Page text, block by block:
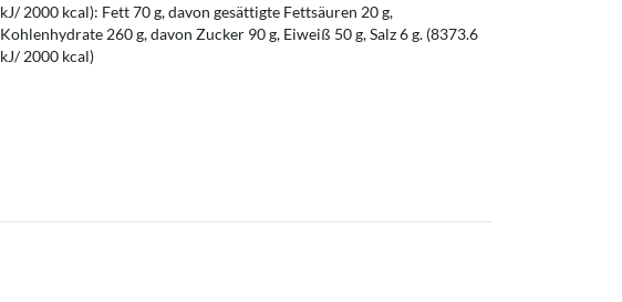
kJ/ 2000 kcal): Fett 70 g, davon gesättigte Fettsäuren 20 g,
Kohlenhydrate 260 g, davon Zucker 90 g, Eiweiß 50 g, Salz 6 g. (8373.6
kJ/ 2000 kcal)